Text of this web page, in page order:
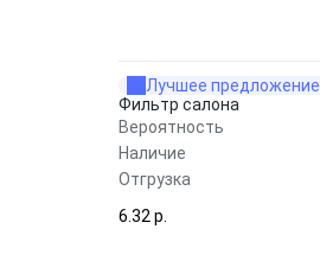
Лучшее предложение
Фильтр салона
Вероятность
Наличие
Отгрузка
6.32 p.